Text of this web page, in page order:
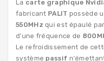
La carte graphique
fabricant PALIT possède
550MHz qui est épaulé par
d'une fréquence de
Le refroidissement de
système passif